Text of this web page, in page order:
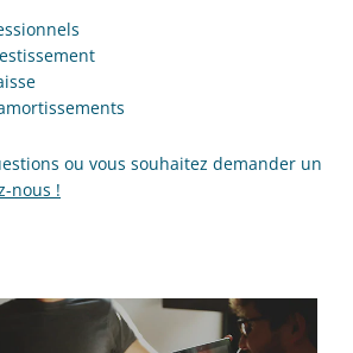
ou vous souhaitez demander un
nous !